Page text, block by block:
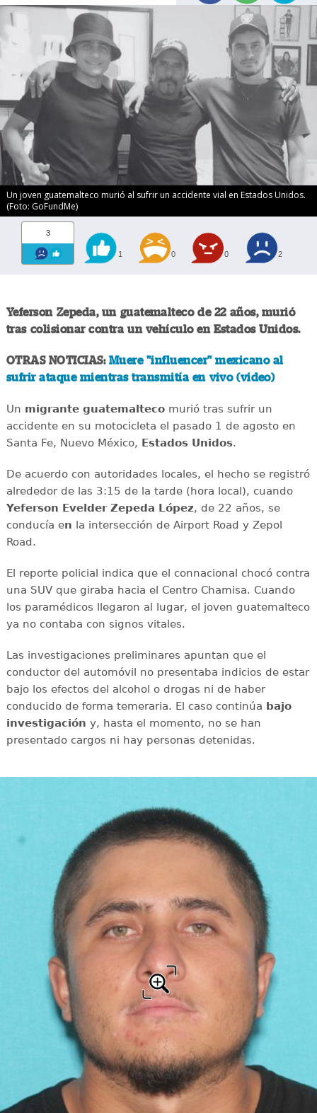
Un joven guatemalteco murió al sufrir un accidente vial en Estados Unidos.
(Foto: GoFundMe)
3
1 0 0 2
Yeferson Zepeda, un guatemalteco de 22 años, murió
tras colisionar contra un vehículo en Estados Unidos.
OTRAS NOTICIAS: Muere "influencer" mexicano al
sufrir ataque mientras transmitía en vivo (video)
Un migrante guatemaltecomurió tras sufrir un
accidente en su motocicleta el pasado 1 de agosto en
Santa Fe, Nuevo México, Estados Unidos.
De acuerdo con autoridades locales, el hecho se registró
alrededor de las 3:15 de la tarde (hora local), cuando
Yeferson Evelder Zepeda López, de 22 años, se
conducía en la intersección de Airport Road y Zepol
Road.
El reporte policial indica que el connacional chocó contra
una SUV que giraba hacia el Centro Chamisa. Cuando
los paramédicos llegaron al lugar, el joven guatemalteco
ya no contaba con signos vitales.
Las investigaciones preliminares apuntan que el
conductor del automóvil no presentaba indicios de estar
bajo los efectos del alcohol o drogas ni de haber
conducido de forma temeraria. El caso continúa bajo
investigación y, hasta el momento, no se han
presentado cargos ni hay personas detenidas.